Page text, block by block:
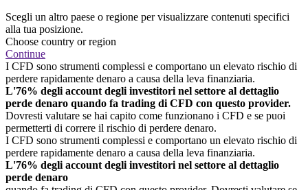
Scegli un altro paese o regione per visualizzare contenuti specifici
alla tua posizione.
Choose country or region
Continue
I CFD sono strumenti complessi e comportano un elevato rischio di
perdere rapidamente denaro a causa della leva finanziaria.
L'76% degli account degli investitori nel settore al dettaglio
perde denaro quando fa trading di CFD con questo provider.
Dovresti valutare se hai capito come funzionano i CFD e se puoi
permetterti di correre il rischio di perdere denaro.
I CFD sono strumenti complessi e comportano un elevato rischio di
perdere rapidamente denaro a causa della leva finanziaria.
L'76% degli account degli investitori nel settore al dettaglio
perde denaro